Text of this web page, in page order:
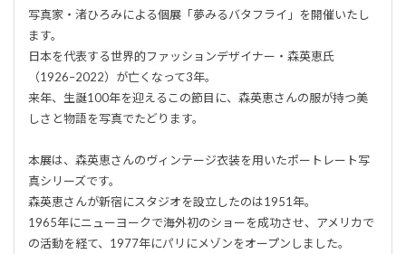
写真家・渚ひろみによる個展「夢みるバタフライ」を開催いたし
ます。
日本を代表する世界的ファッションデザイナー・森英恵氏
（1926–2022）が亡くなって3年。
来年、生誕100年を迎えるこの節目に、森英恵さんの服が持つ美
しさと物語を写真でたどります。
本展は、森英恵さんのヴィンテージ衣装を用いたポートレート写
真シリーズです。
森英恵さんが新宿にスタジオを設立したのは1951年。
1965年にニューヨークで海外初のショーを成功させ、アメリカで
の活動を経て、1977年にパリにメゾンをオープンしました。